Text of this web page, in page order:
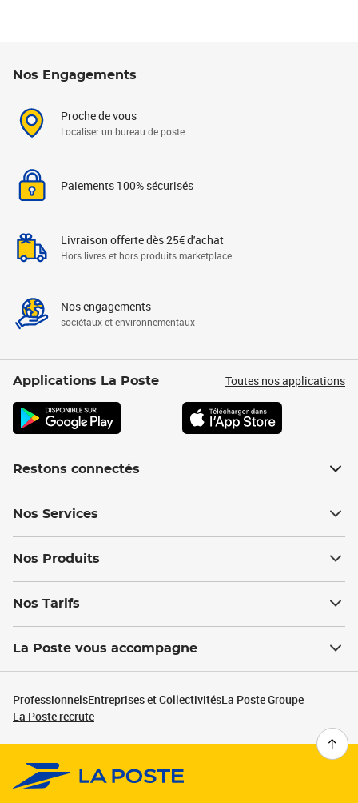
Nos Engagements
Proche de vous
Localiser un bureau de poste
Paiements 100% sécurisés
Livraison offerte dès 25€ d'achat
Hors livres et hors produits marketplace
Nos engagements
sociétaux et environnementaux
Applications La Poste Toutes nos applications
Restons connectés
Nos Services
Nos Produits
Nos Tarifs
La Poste vous accompagne
ProfessionnelsEntreprises et CollectivitésLa Poste Groupe
La Poste recrute